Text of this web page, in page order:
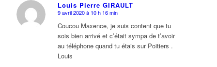
Louis Pierre GIRAULT
dit
:
9 avril 2020 à 10 h 16 min
Coucou Maxence, je suis content que tu
sois bien arrivé et c’était sympa de t’avoir
au téléphone quand tu étais sur Poitiers .
Louis